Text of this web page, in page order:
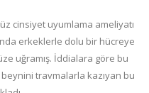
cinsiyet uyumlama ameliyatı
erkeklerle dolu bir hücreye
uğramış. İddialara göre bu
travmalarla kazıyan bu